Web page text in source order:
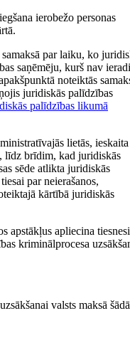
ierobežo personas
par laiku, ko
saņēmēju, kurš nav
noteiktās
juridiskās palīdzības
palīdzības likumā
lietās, ieskaita
līdz brīdim, kad juridiskās
sēde atlikta juridiskās
par neierašanos,
kārtībā juridiskās
apstākļus apliecina
kriminālprocesa
valsts maksā šādā